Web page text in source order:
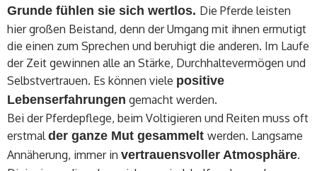
Grunde fühlen sie sich wertlos. Die Pferde leisten
hier großen Beistand, denn der Umgang mit ihnen ermutigt
die einen zum Sprechen und beruhigt die anderen. Im Laufe
der Zeit gewinnen alle an Stärke, Durchhaltevermögen und
Selbstvertrauen. Es können viele positive
Lebenserfahrungen gemacht werden.
Bei der Pferdepflege, beim Voltigieren und Reiten muss oft
erstmalder ganze Mut gesammelt werden. Langsame
Annäherung, immer in vertrauensvoller Atmosphäre.